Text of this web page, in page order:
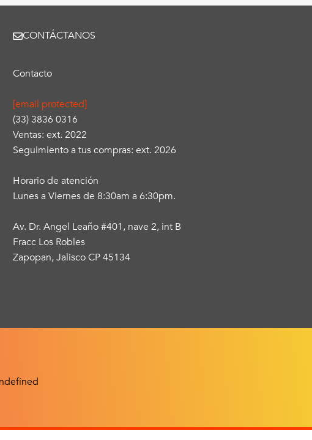
Contacto
[email protected]
(33) 3836 0316
Ventas: ext. 2022
Seguimiento a tus compras: ext. 2026
Horario de atención
Lunes a Viernes de 8:30am a 6:30pm.
Av. Dr. Angel Leaño #401, nave 2, int B
Fracc Los Robles
Zapopan, Jalisco CP 45134
CONTÁCTANOS